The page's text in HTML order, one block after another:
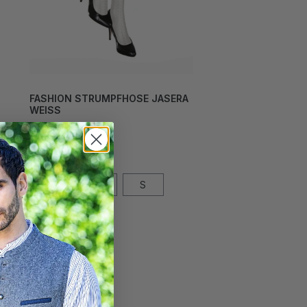
FASHION STRUMPFHOSE JASERA
WEISS
24,00 CHF*
Grösse
L M S
XL